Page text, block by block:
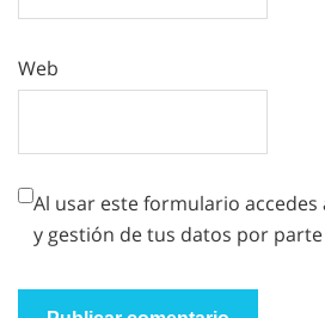
Web
Al usar este formulario
y gestión de tus datos por parte